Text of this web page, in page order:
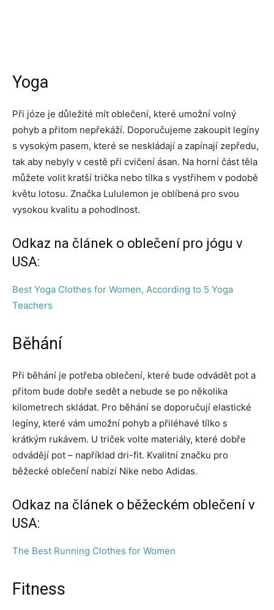
Yoga
Při józe je důležité mít oblečení, které umožní volný
pohyb a přitom nepřekáží. Doporučujeme zakoupit legíny
s vysokým pasem, které se neskládají a zapínají zepředu,
tak aby nebyly v cestě při cvičení ásan. Na horní část těla
můžete volit kratší trička nebo tílka s vystřihem v podobě
květu lotosu. Značka Lululemon je oblíbená pro svou
vysokou kvalitu a pohodlnost.
Odkaz na článek o oblečení pro jógu v
USA:
Best Yoga Clothes for Women, According to 5 Yoga
Teachers
Běhání
Při běhání je potřeba oblečení, které bude odvádět pot a
přitom bude dobře sedět a nebude se po několika
kilometrech skládat. Pro běhání se doporučují elastické
legíny, které vám umožní pohyb a přiléhavé tílko s
krátkým rukávem. U triček volte materiály, které dobře
odvádějí pot – například dri-fit. Kvalitní značku pro
běžecké oblečení nabízí Nike nebo Adidas.
Odkaz na článek o běžeckém oblečení v
USA:
The Best Running Clothes for Women
Fitness